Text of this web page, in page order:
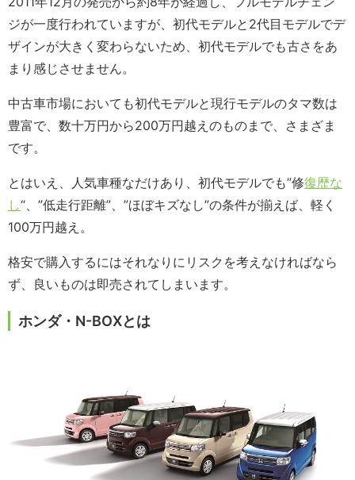
ジが一度行われていますが、初代モデルと2代目モデルでデ
ザインが大きく変わらないため、初代モデルでも古さをあ
まり感じさせません。
中古車市場においても初代モデルと現行モデルのタマ数は
豊富で、数十万円から200万円越えのものまで、さまざま
です。
とはいえ、人気車種なだけあり、初代モデルでも”修復歴な
し“、”低走行距離”、”ほぼキズなし”の条件が揃えば、軽く
100万円越え。
格安で購入するにはそれなりにリスクを考えなければなら
ず、良いものは即売されてしまいます。
ホンダ・N-BOXとは